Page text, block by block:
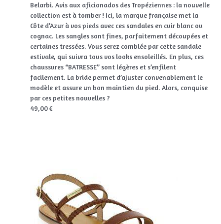
Belarbi. Avis aux aficionados des Tropéziennes : la nouvelle
collection est à tomber ! Ici, la marque française met la
Côte d’Azur à vos pieds avec ces sandales en cuir blanc ou
cognac. Les sangles sont fines, parfaitement découpées et
certaines tressées. Vous serez comblée par cette sandale
estivale, qui suivra tous vos looks ensoleillés. En plus, ces
chaussures “BATRESSE” sont légères et s’enfilent
facilement. La bride permet d’ajuster convenablement le
modèle et assure un bon maintien du pied. Alors, conquise
par ces petites nouvelles ?
49,00 €